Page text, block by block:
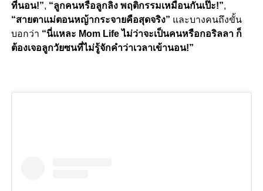
ที่นอน!”, “ลูกคนหรือลูกลิง พฤติกรรมเหมือนกันเป๊ะ!”,
“สายตาแม่ตอนหญ้ากระจายคือสุดจริง” และบางคนถึงขั้น
บอกว่า “นี่แหละ Mom Life ไม่ว่าจะเป็นคนหรือกอริลลา ก็
ต้องเจอลูกวัยซนที่ไม่รู้จักคำว่าเวลาเข้านอน!”